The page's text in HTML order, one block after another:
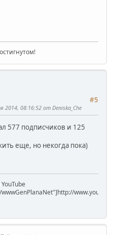
#5
2014, 08:16:52 от Deniska_Che
577 подписчиков и 125
еще, но некогда пока)